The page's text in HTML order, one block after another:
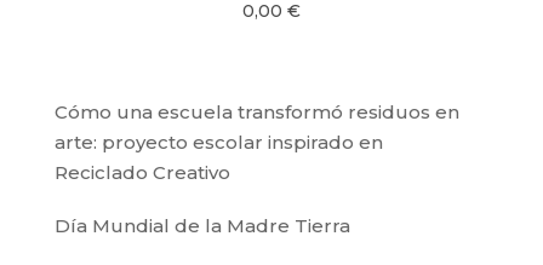
0,00 €
Cómo una escuela transformó residuos en
arte: proyecto escolar inspirado en
Reciclado Creativo
Día Mundial de la Madre Tierra